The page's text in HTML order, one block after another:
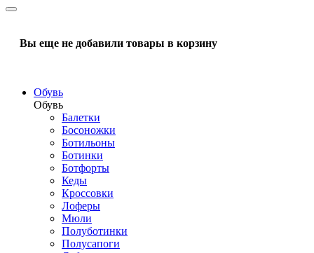
Вы еще не добавили товары в корзину
Обувь
Обувь
Балетки
Босоножки
Ботильоны
Ботинки
Ботфорты
Кеды
Кроссовки
Лоферы
Мюли
Полуботинки
Полусапоги